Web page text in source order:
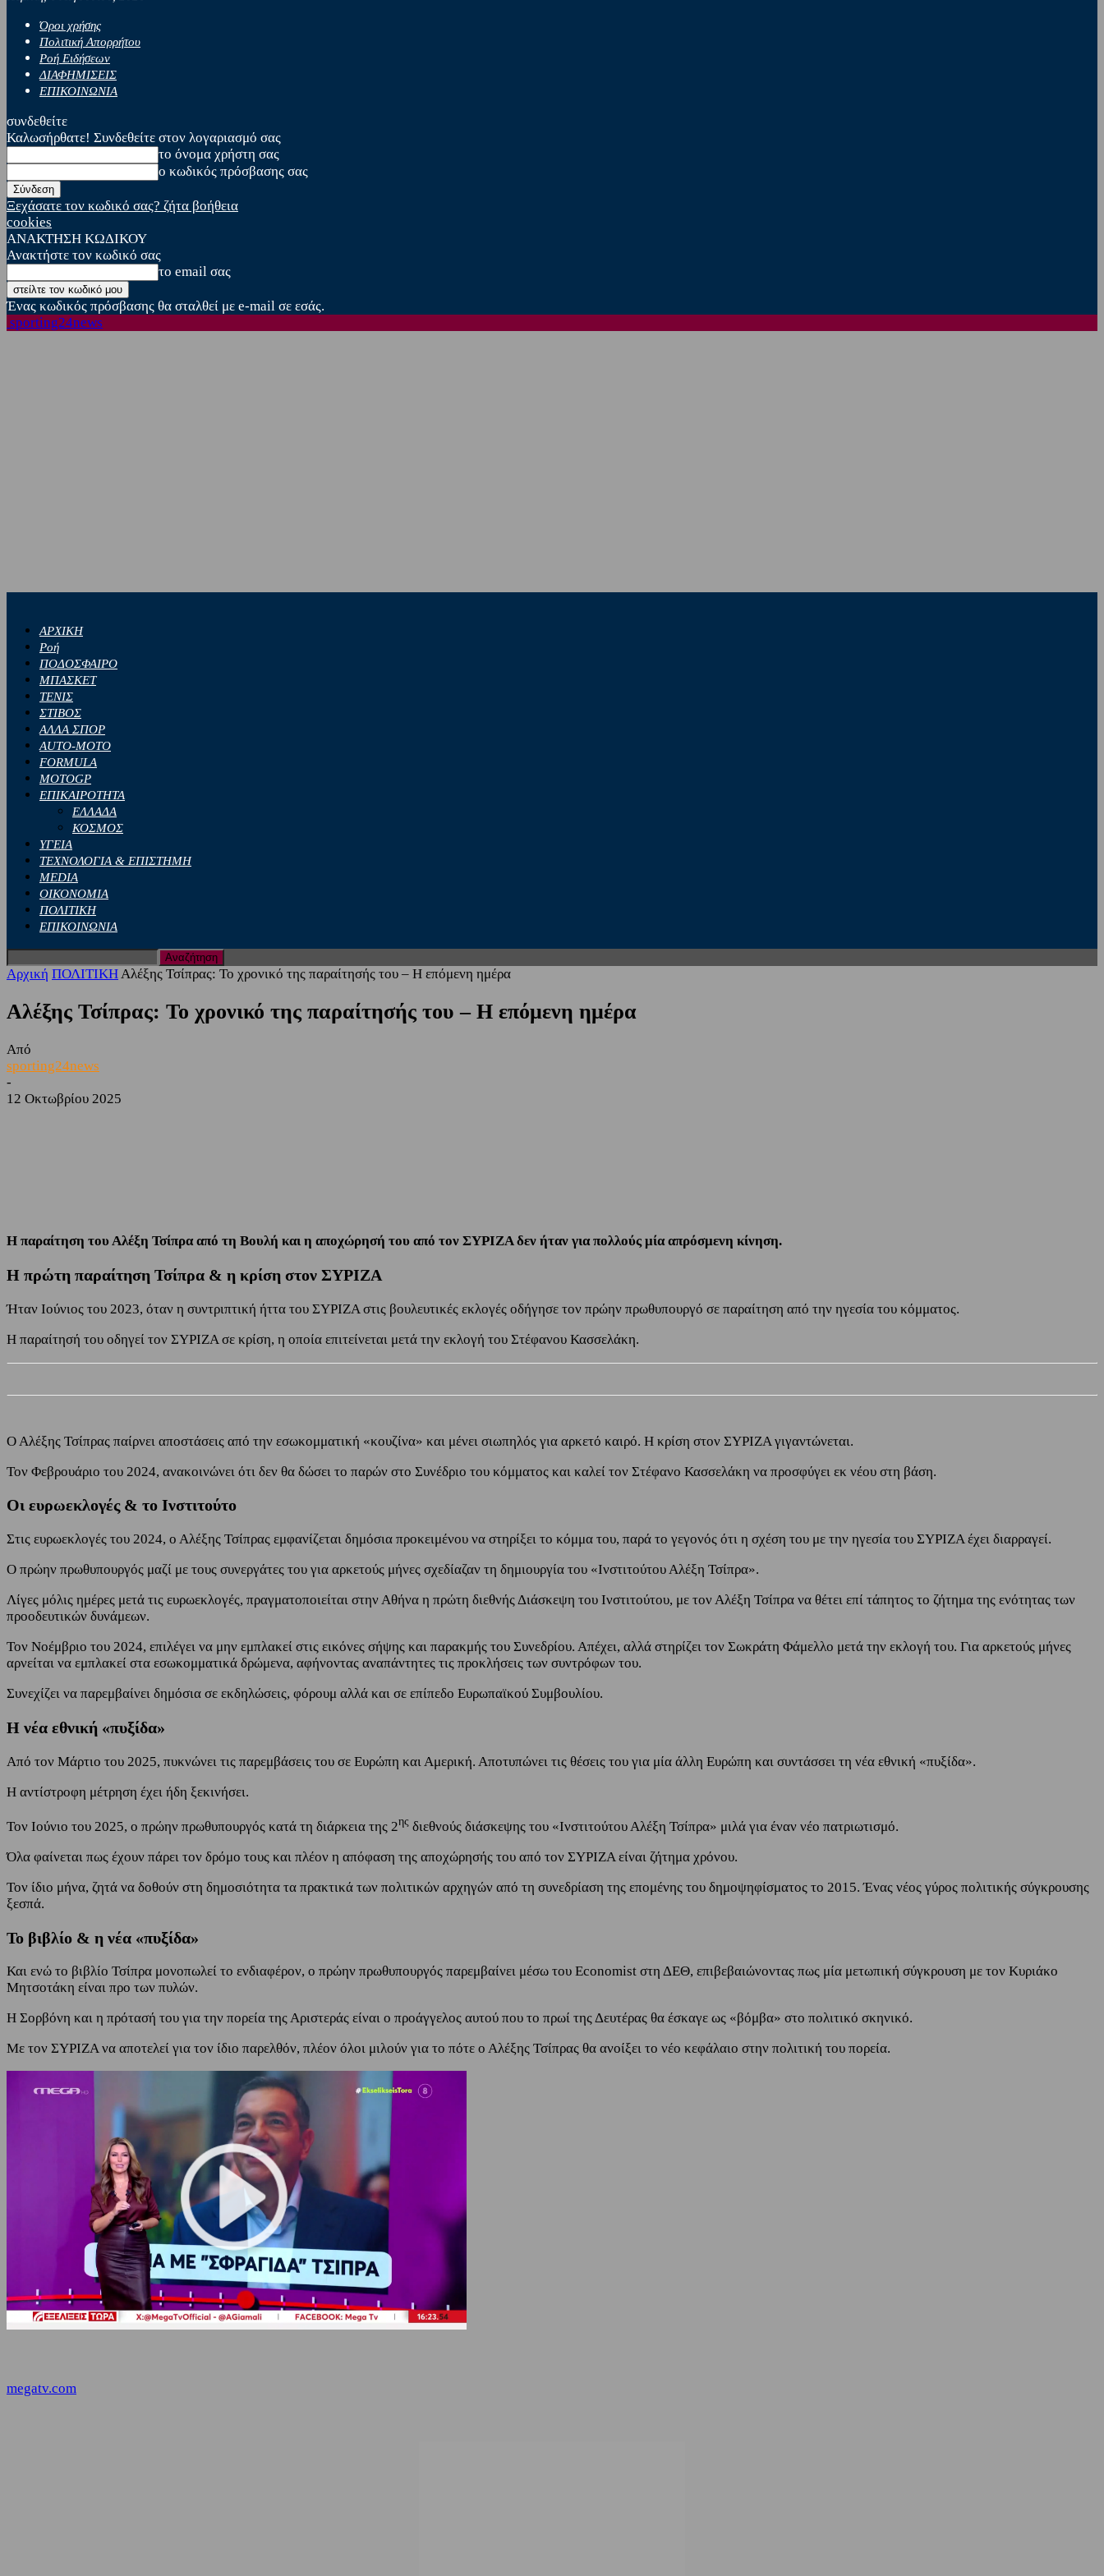
Όροι χρήσης
Πολιτική Απορρήτου
Ροή Ειδήσεων
ΔΙΑΦΗΜΙΣΕΙΣ
ΕΠΙΚΟΙΝΩΝΙΑ
συνδεθείτε
Καλωσήρθατε! Συνδεθείτε στον λογαριασμό σας
το όνομα χρήστη σας
ο κωδικός πρόσβασης σας
Ξεχάσατε τον κωδικό σας? ζήτα βοήθεια
cookies
ΑΝΑΚΤΗΣΗ ΚΩΔΙΚΟΥ
Ανακτήστε τον κωδικό σας
το email σας
Ένας κωδικός πρόσβασης θα σταλθεί με e-mail σε εσάς.
sporting24news
ΑΡΧΙΚΗ
Ροή
ΠΟΔΟΣΦΑΙΡΟ
ΜΠΑΣΚΕΤ
ΤΕΝΙΣ
ΣΤΙΒΟΣ
ΑΛΛΑ ΣΠΟΡ
AUTO-MOTO
FORMULA
MOTOGP
ΕΠΙΚΑΙΡΟΤΗΤΑ
ΕΛΛΑΔΑ
ΚΟΣΜΟΣ
ΥΓΕΙΑ
ΤΕΧΝΟΛΟΓΙΑ & ΕΠΙΣΤΗΜΗ
MEDIA
ΟΙΚΟΝΟΜΙΑ
ΠΟΛΙΤΙΚΗ
ΕΠΙΚΟΙΝΩΝΙΑ
Αρχική ΠΟΛΙΤΙΚΗΑλέξης Τσίπρας: Το χρονικό της παραίτησής του – Η επόμενη ημέρα
Αλέξης Τσίπρας: Το χρονικό της παραίτησής του – Η επόμενη ημέρα
Από
sporting24news
-
12 Οκτωβρίου 2025
Η παραίτηση του Αλέξη Τσίπρα από τη Βουλή και η αποχώρησή του από τον ΣΥΡΙΖΑ δεν ήταν για πολλούς μία απρόσμενη κίνηση.
Η πρώτη παραίτηση Τσίπρα & η κρίση στον ΣΥΡΙΖΑ
Ήταν Ιούνιος του 2023, όταν η συντριπτική ήττα του ΣΥΡΙΖΑ στις βουλευτικές εκλογές οδήγησε τον πρώην πρωθυπουργό σε παραίτηση από την ηγεσία του κόμματος.
Η παραίτησή του οδηγεί τον ΣΥΡΙΖΑ σε κρίση, η οποία επιτείνεται μετά την εκλογή του Στέφανου Κασσελάκη.
Ο Αλέξης Τσίπρας παίρνει αποστάσεις από την εσωκομματική «κουζίνα» και μένει σιωπηλός για αρκετό καιρό. Η κρίση στον ΣΥΡΙΖΑ γιγαντώνεται.
Τον Φεβρουάριο του 2024, ανακοινώνει ότι δεν θα δώσει το παρών στο Συνέδριο του κόμματος και καλεί τον Στέφανο Κασσελάκη να προσφύγει εκ νέου στη βάση.
Οι ευρωεκλογές & το Ινστιτούτο
Στις ευρωεκλογές του 2024, ο Αλέξης Τσίπρας εμφανίζεται δημόσια προκειμένου να στηρίξει το κόμμα του, παρά το γεγονός ότι η σχέση του με την ηγεσία του ΣΥΡΙΖΑ έχει διαρραγεί.
Ο πρώην πρωθυπουργός μαζί με τους συνεργάτες του για αρκετούς μήνες σχεδίαζαν τη δημιουργία του «Ινστιτούτου Αλέξη Τσίπρα».
Λίγες μόλις ημέρες μετά τις ευρωεκλογές, πραγματοποιείται στην Αθήνα η πρώτη διεθνής Διάσκεψη του Ινστιτούτου, με τον Αλέξη Τσίπρα να θέτει επί τάπητος το ζήτημα της ενότητας των
προοδευτικών δυνάμεων.
Τον Νοέμβριο του 2024, επιλέγει να μην εμπλακεί στις εικόνες σήψης και παρακμής του Συνεδρίου. Απέχει, αλλά στηρίζει τον Σωκράτη Φάμελλο μετά την εκλογή του. Για αρκετούς μήνες
αρνείται να εμπλακεί στα εσωκομματικά δρώμενα, αφήνοντας αναπάντητες τις προκλήσεις των συντρόφων του.
Συνεχίζει να παρεμβαίνει δημόσια σε εκδηλώσεις, φόρουμ αλλά και σε επίπεδο Ευρωπαϊκού Συμβουλίου.
Η νέα εθνική «πυξίδα»
Από τον Μάρτιο του 2025, πυκνώνει τις παρεμβάσεις του σε Ευρώπη και Αμερική. Αποτυπώνει τις θέσεις του για μία άλλη Ευρώπη και συντάσσει τη νέα εθνική «πυξίδα».
Η αντίστροφη μέτρηση έχει ήδη ξεκινήσει.
Τον Ιούνιο του 2025, ο πρώην πρωθυπουργός κατά τη διάρκεια της 2ης διεθνούς διάσκεψης του «Ινστιτούτου Αλέξη Τσίπρα» μιλά για έναν νέο πατριωτισμό.
Όλα φαίνεται πως έχουν πάρει τον δρόμο τους και πλέον η απόφαση της αποχώρησής του από τον ΣΥΡΙΖΑ είναι ζήτημα χρόνου.
Τον ίδιο μήνα, ζητά να δοθούν στη δημοσιότητα τα πρακτικά των πολιτικών αρχηγών από τη συνεδρίαση της επομένης του δημοψηφίσματος το 2015. Ένας νέος γύρος πολιτικής σύγκρουσης
ξεσπά.
Το βιβλίο & η νέα «πυξίδα»
Και ενώ το βιβλίο Τσίπρα μονοπωλεί το ενδιαφέρον, ο πρώην πρωθυπουργός παρεμβαίνει μέσω του Economist στη ΔΕΘ, επιβεβαιώνοντας πως μία μετωπική σύγκρουση με τον Κυριάκο
Μητσοτάκη είναι προ των πυλών.
Η Σορβόνη και η πρότασή του για την πορεία της Αριστεράς είναι ο προάγγελος αυτού που το πρωί της Δευτέρας θα έσκαγε ως «βόμβα» στο πολιτικό σκηνικό.
Με τον ΣΥΡΙΖΑ να αποτελεί για τον ίδιο παρελθόν, πλέον όλοι μιλούν για το πότε ο Αλέξης Τσίπρας θα ανοίξει το νέο κεφάλαιο στην πολιτική του πορεία.
megatv.com